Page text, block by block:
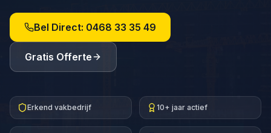
Bel Direct: 0468 33 35 49
Gratis Offerte
Erkend vakbedrijf 10+ jaar actief